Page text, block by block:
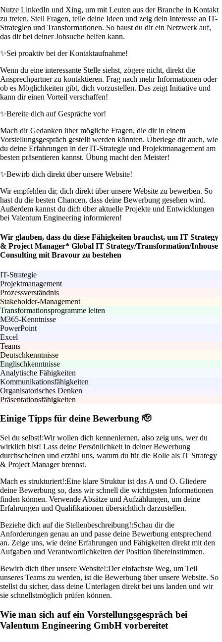
Nutze LinkedIn und Xing, um mit Leuten aus der Branche in Kontakt
zu treten. Stell Fragen, teile deine Ideen und zeig dein Interesse an IT-
Strategien und Transformationen. So baust du dir ein Netzwerk auf,
das dir bei deiner Jobsuche helfen kann.
✨Sei proaktiv bei der Kontaktaufnahme!
Wenn du eine interessante Stelle siehst, zögere nicht, direkt die
Ansprechpartner zu kontaktieren. Frag nach mehr Informationen oder
ob es Möglichkeiten gibt, dich vorzustellen. Das zeigt Initiative und
kann dir einen Vorteil verschaffen!
✨Bereite dich auf Gespräche vor!
Mach dir Gedanken über mögliche Fragen, die dir in einem
Vorstellungsgespräch gestellt werden könnten. Überlege dir auch, wie
du deine Erfahrungen in der IT-Strategie und Projektmanagement am
besten präsentieren kannst. Übung macht den Meister!
✨Bewirb dich direkt über unsere Website!
Wir empfehlen dir, dich direkt über unsere Website zu bewerben. So
hast du die besten Chancen, dass deine Bewerbung gesehen wird.
Außerdem kannst du dich über aktuelle Projekte und Entwicklungen
bei Valentum Engineering informieren!
Wir glauben, dass du diese Fähigkeiten brauchst, um IT Strategy
& Project Manager* Global IT Strategy/Transformation/Inhouse
Consulting mit Bravour zu bestehen
IT-Strategie
Projektmanagement
Prozessverständnis
Stakeholder-Management
Transformationsprogramme leiten
M365-Kenntnisse
PowerPoint
Excel
Teams
Deutschkenntnisse
Englischkenntnisse
Analytische Fähigkeiten
Kommunikationsfähigkeiten
Organisatorisches Denken
Präsentationsfähigkeiten
Einige Tipps für deine Bewerbung 🫡
Sei du selbst!:Wir wollen dich kennenlernen, also zeig uns, wer du
wirklich bist! Lass deine Persönlichkeit in deiner Bewerbung
durchscheinen und erzähl uns, warum du für die Rolle als IT Strategy
& Project Manager brennst.
Mach es strukturiert!:Eine klare Struktur ist das A und O. Gliedere
deine Bewerbung so, dass wir schnell die wichtigsten Informationen
finden können. Verwende Absätze und Aufzählungen, um deine
Erfahrungen und Qualifikationen übersichtlich darzustellen.
Beziehe dich auf die Stellenbeschreibung!:Schau dir die
Anforderungen genau an und passe deine Bewerbung entsprechend
an. Zeige uns, wie deine Erfahrungen und Fähigkeiten direkt mit den
Aufgaben und Verantwortlichkeiten der Position übereinstimmen.
Bewirb dich über unsere Website!:Der einfachste Weg, um Teil
unseres Teams zu werden, ist die Bewerbung über unsere Website. So
stellst du sicher, dass deine Unterlagen direkt bei uns landen und wir
sie schnellstmöglich prüfen können.
Wie man sich auf ein Vorstellungsgespräch bei
Valentum Engineering GmbH vorbereitet